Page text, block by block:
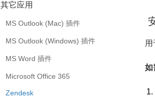
其它应用
MS Outlook (Mac) 插件
MS Outlook (Windows) 插件
MS Word 插件
Microsoft Office 365
Zendesk
如